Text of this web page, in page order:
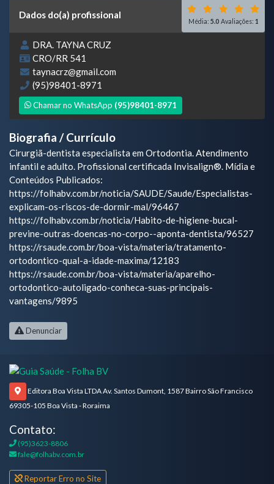
Dados do(a) profissional
Média: 5.0 Avaliações: 1
DRA. TAYNA CRUZ
CRO/RR 541
taynacrz@gmail.com
(95)98401-8971
Chamar no WhatsApp (95)98401-8971
Biografia / Currículo
Cirurgiã-dentista especialista em Ortodontia. Atendimento
infantil e adulto. Profissional certificada Invisalign®. Mídia e
Conteúdos Publicados:
https://folhabv.com.br/noticia/SAUDE/Saude/Especialistas-
explicam-os-riscos-de-dormir-mal/96467
https://folhabv.com.br/noticia/Habito-de-higiene-bucal-
previne-outras-doencas-no-corpo--aponta-dentista/96527
https://rsaude.com.br/boa-vista/materia/tratamento-
ortodontico-qual-a-idade-maxima/12183
https://rsaude.com.br/boa-vista/materia/aparelho-
ortodontico-autoligado-conheca-suas-principais-
vantagens/9895
Denunciar
Editora Boa Vista LTDA Av. Santos Dumont, 1587 Bairro São Francisco
69305-105 Boa Vista - Roraima
Contato:
(95)3623-8806
fale@folhabv.com.br
Reportar Erro no Site